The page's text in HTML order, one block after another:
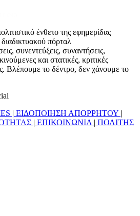
ένθετο της εφημερίδας
πόρταλ
συνεντεύξεις, συναντήσεις,
και στατικές, κριτικές
Βλέπουμε το δέντρο, δεν χάνουμε το
| ΕΙΔΟΠΟΙΗΣΗ ΑΠΟΡΡΗΤΟΥ |
| ΕΠΙΚΟΙΝΩΝΙΑ | ΠΟΛΙΤΗΣ